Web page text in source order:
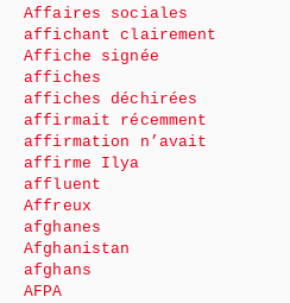
Affaires sociales
affichant clairement
Affiche signée
affiches
affiches déchirées
affirmait récemment
affirmation n’avait
affirme Ilya
affluent
Affreux
afghanes
Afghanistan
afghans
AFPA